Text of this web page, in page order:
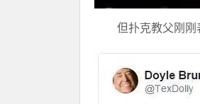
但扑克教父刚刚